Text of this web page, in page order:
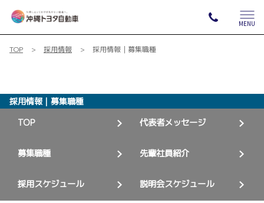
MENU
TOP 採用情報 採用情報｜募集職種
採用情報｜募集職種
TOP 代表者メッセージ
募集職種 先輩社員紹介
採用スケジュール 説明会スケジュール